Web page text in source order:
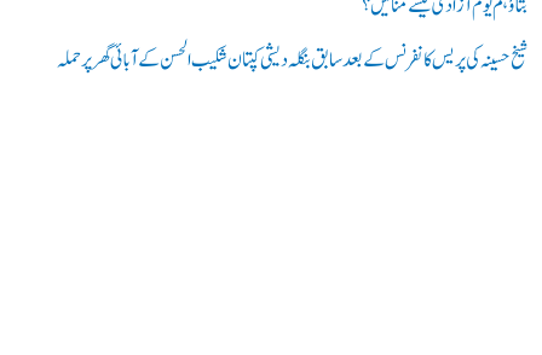
شیخ حسینہ کی پریس کانفرنس کے بعد سابق بنگلہ دیشی کپتان شکیب الحسن کے آبائی گھر پر حملہ